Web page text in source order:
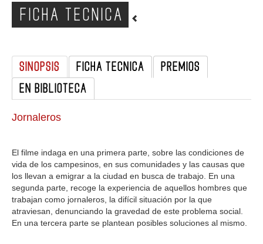
PELICULAS
DOCUMENTALES
MUJERES
AUDIOVISUAL INDIGENA Y COMUNITARIO
FICHA TECNICA
SINOPSIS FICHA TECNICA
PREMIOS
EN BIBLIOTECA
Jornaleros
El filme indaga en una primera parte, sobre las condiciones de
vida de los campesinos, en sus comunidades y las causas que
los llevan a emigrar a la ciudad en busca de trabajo. En una
segunda parte, recoge la experiencia de aquellos hombres que
trabajan como jornaleros, la difícil situación por la que
atraviesan, denunciando la gravedad de este problema social.
En una tercera parte se plantean posibles soluciones al mismo.